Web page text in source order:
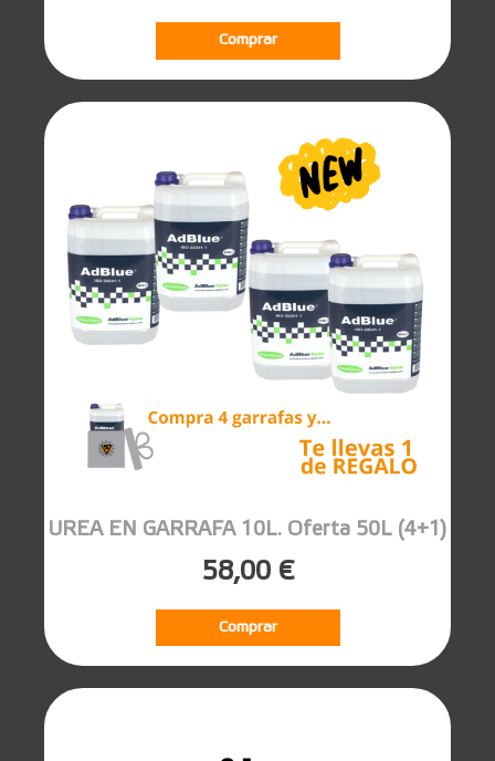
Comprar
UREA EN GARRAFA 10L. Oferta 50L (4+1)
58,00 €
Comprar